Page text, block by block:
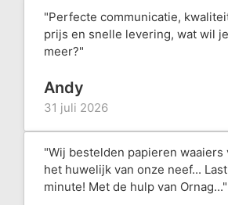
"Perfecte communicatie,
prijs en snelle levering, wat wil je
meer?"
Andy
31 juli 2026
"Wij bestelden papieren waaiers
het huwelijk van onze neef... Last
minute! Met de hulp van Ornag..."